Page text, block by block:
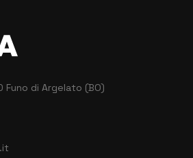
Funo di Argelato (BO)